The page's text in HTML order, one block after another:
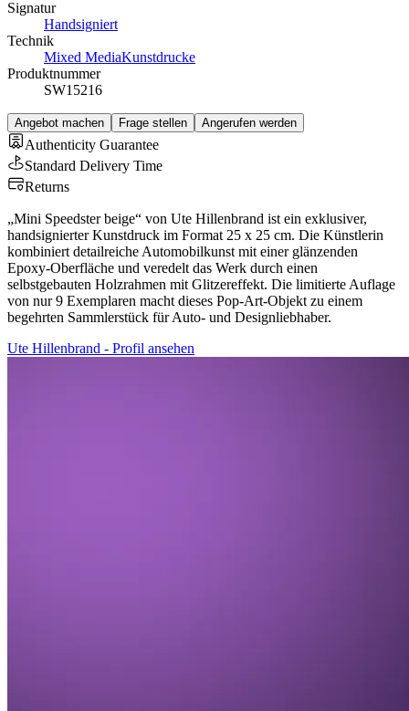
Signatur
Handsigniert
Technik
Mixed MediaKunstdrucke
Produktnummer
SW15216
Angebot machen Frage stellen Angerufen werden
Authenticity Guarantee
Standard Delivery Time
Returns
„Mini Speedster beige“ von Ute Hillenbrand ist ein exklusiver,
handsignierter Kunstdruck im Format 25 x 25 cm. Die Künstlerin
kombiniert detailreiche Automobilkunst mit einer glänzenden
Epoxy-Oberfläche und veredelt das Werk durch einen
selbstgebauten Holzrahmen mit Glitzereffekt. Die limitierte Auflage
von nur 9 Exemplaren macht dieses Pop-Art-Objekt zu einem
begehrten Sammlerstück für Auto- und Designliebhaber.
Ute Hillenbrand - Profil ansehen